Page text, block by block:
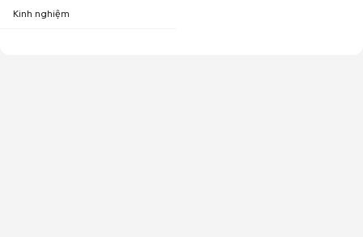
Kinh nghiệm